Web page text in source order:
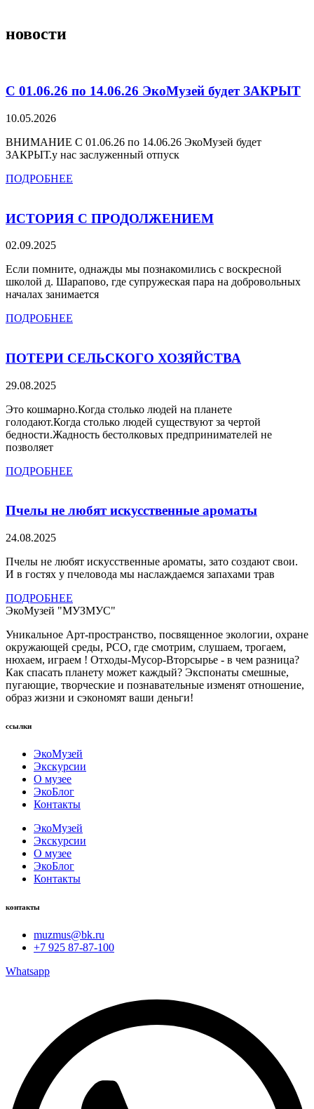
новости
С 01.06.26 по 14.06.26 ЭкоМузей будет ЗАКРЫТ
10.05.2026
ВНИМАНИЕ С 01.06.26 по 14.06.26 ЭкоМузей будет
ЗАКРЫТ.у нас заслуженный отпуск
ПОДРОБНЕЕ
ИСТОРИЯ С ПРОДОЛЖЕНИЕМ
02.09.2025
Если помните, однажды мы познакомились с воскресной
школой д. Шарапово, где супружеская пара на добровольных
началах занимается
ПОДРОБНЕЕ
ПОТЕРИ СЕЛЬСКОГО ХОЗЯЙСТВА
29.08.2025
Это кошмарно.Когда столько людей на планете
голодают.Когда столько людей существуют за чертой
бедности.Жадность бестолковых предпринимателей не
позволяет
ПОДРОБНЕЕ
Пчелы не любят искусственные ароматы
24.08.2025
Пчелы не любят искусственные ароматы, зато создают свои.
И в гостях у пчеловода мы наслаждаемся запахами трав
ПОДРОБНЕЕ
ЭкоМузей "МУЗМУС"
Уникальное Арт-пространство, посвященное экологии, охране
окружающей среды, РСО, где смотрим, слушаем, трогаем,
нюхаем, играем ! Отходы-Мусор-Вторсырье - в чем разница?
Как спасать планету может каждый? Экспонаты смешные,
пугающие, творческие и познавательные изменят отношение,
образ жизни и сэкономят ваши деньги!
ссылки
ЭкоМузей
Экскурсии
О музее
ЭкоБлог
Контакты
ЭкоМузей
Экскурсии
О музее
ЭкоБлог
Контакты
контакты
muzmus@bk.ru
+7 925 87-87-100
Whatsapp